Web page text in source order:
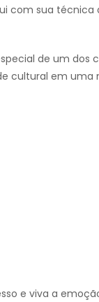
com sua técnica
de um
cultural em uma
e viva a